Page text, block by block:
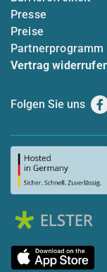
Presse
Preise
Partnerprogramm
Vertrag
Folgen Sie uns